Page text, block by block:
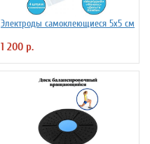
Электроды самоклеющиеся 5х5 см
1 200 р.